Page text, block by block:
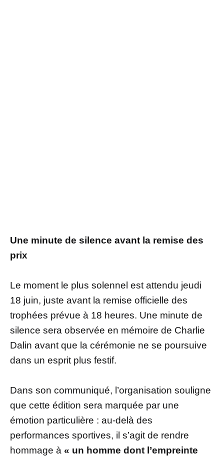
Une minute de silence avant la remise des
prix
Le moment le plus solennel est attendu jeudi
18 juin, juste avant la remise officielle des
trophées prévue à 18 heures. Une minute de
silence sera observée en mémoire de Charlie
Dalin avant que la cérémonie ne se poursuive
dans un esprit plus festif.
Dans son communiqué, l’organisation souligne
que cette édition sera marquée par une
émotion particulière : au-delà des
performances sportives, il s’agit de rendre
hommage à « un homme dont l’empreinte